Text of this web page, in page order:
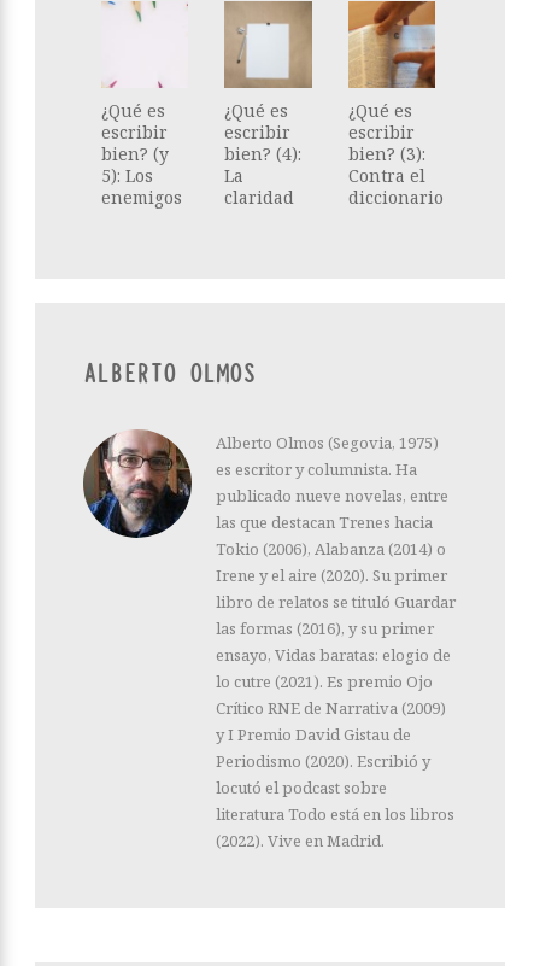
¿Qué es
escribir
bien? (y
5): Los
enemigos
¿Qué es
escribir
bien? (4):
La
claridad
¿Qué es
escribir
bien? (3):
Contra el
diccionario
ALBERTO OLMOS
Alberto Olmos (Segovia, 1975)
es escritor y columnista. Ha
publicado nueve novelas, entre
las que destacan Trenes hacia
Tokio (2006), Alabanza (2014) o
Irene y el aire (2020). Su primer
libro de relatos se tituló Guardar
las formas (2016), y su primer
ensayo, Vidas baratas: elogio de
lo cutre (2021). Es premio Ojo
Crítico RNE de Narrativa (2009)
y I Premio David Gistau de
Periodismo (2020). Escribió y
locutó el podcast sobre
literatura Todo está en los libros
(2022). Vive en Madrid.